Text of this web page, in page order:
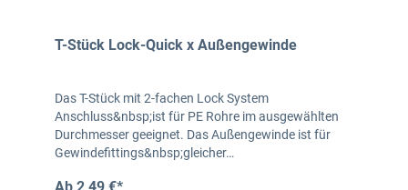
T-Stück Lock-Quick x Außengewinde
Das T-Stück mit 2-fachen Lock System
Anschluss&nbsp;ist für PE Rohre im ausgewählten
Durchmesser geeignet. Das Außengewinde ist für
Gewindefittings&nbsp;gleicher…